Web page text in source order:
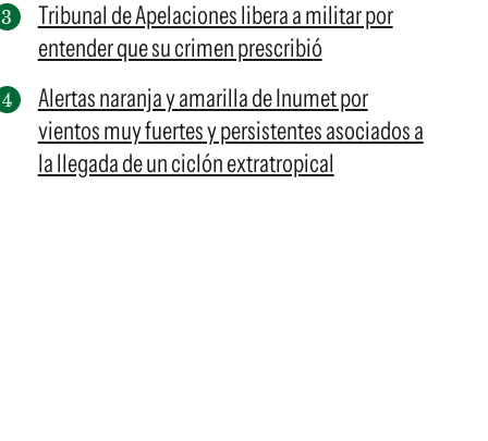
Tribunal de Apelaciones libera a militar por
entender que su crimen prescribió
Alertas naranja y amarilla de Inumet por
vientos muy fuertes y persistentes asociados a
la llegada de un ciclón extratropical